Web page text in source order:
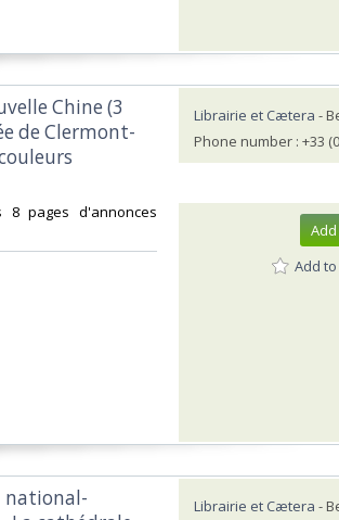
Chine (3
de Clermont-
8 pages d'annonces
Librairie et Cætera -
Phone number : +33
Add
national-
Librairie et Cætera -